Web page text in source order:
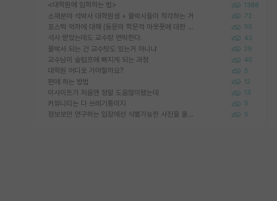
<대학원에 입학하는 법> 1388
소재분야 석박사 대학원생 + 물박사들이 착각하는 거 72
포스텍 억까에 대해 (동문의 학문적 아웃풋에 대한 반박) 50
석사 받았는데도 교수랑 연락한다. 43
물박사 되는 건 교수탓도 있는거 아니냐 29
교수님이 슬럼프에 빠지게 되는 과정 40
대학원 어디로 가야할까요? 5
편애 하는 방법 12
이사이트가 처음엔 정말 도움많이됐는데 13
커뮤니티는 다 쓰레기통이지 5
정보보안 연구하는 입장에선 식별가능한 사진을 올리는건 비추이긴함 5